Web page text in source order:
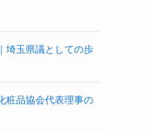
埼玉県議としての歩
粧品協会代表理事の